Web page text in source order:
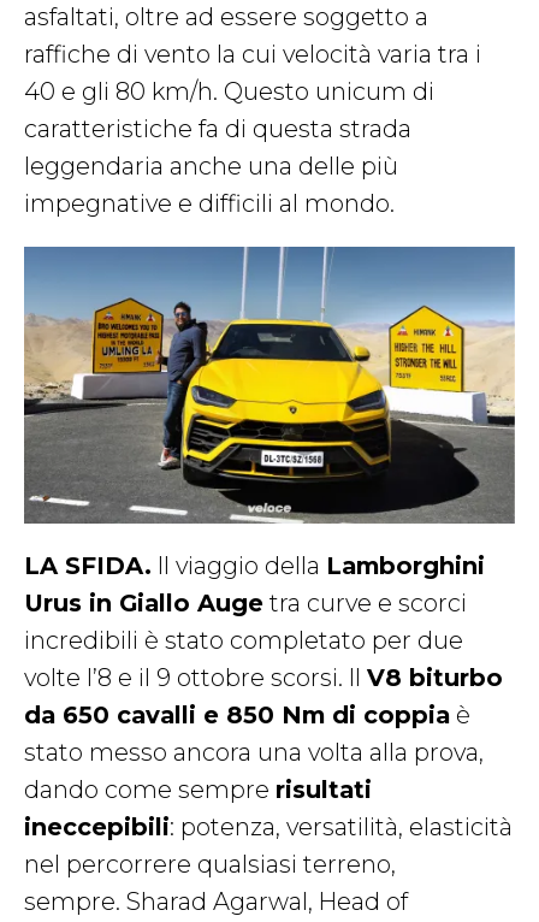
asfaltati, oltre ad essere soggetto a
raffiche di vento la cui velocità varia tra i
40 e gli 80 km/h. Questo unicum di
caratteristiche fa di questa strada
leggendaria anche una delle più
impegnative e difficili al mondo.
LA SFIDA. Il viaggio della Lamborghini
Urus in Giallo Auge tra curve e scorci
incredibili è stato completato per due
volte l’8 e il 9 ottobre scorsi. Il V8 biturbo
da 650 cavalli e 850 Nm di coppia è
stato messo ancora una volta alla prova,
dando come sempre risultati
ineccepibili: potenza, versatilità, elasticità
nel percorrere qualsiasi terreno,
sempre. Sharad Agarwal, Head of